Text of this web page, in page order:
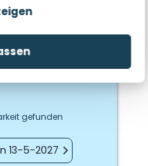
gefunden
13-5-2027